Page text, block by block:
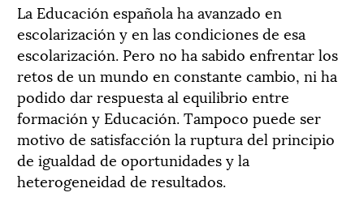
La Educación española ha avanzado en
escolarización y en las condiciones de esa
escolarización. Pero no ha sabido enfrentar los
retos de un mundo en constante cambio, ni ha
podido dar respuesta al equilibrio entre
formación y Educación. Tampoco puede ser
motivo de satisfacción la ruptura del principio
de igualdad de oportunidades y la
heterogeneidad de resultados.